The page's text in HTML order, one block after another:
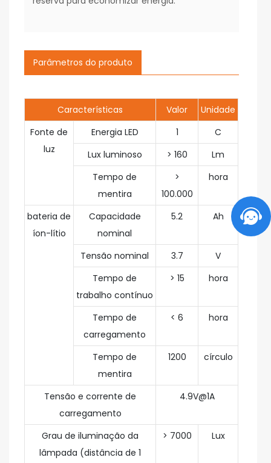
Parâmetros do produto
Características Valor
Unidade
Fonte de
luz
Energia LED 1
C
Lux luminoso
> 160
Lm
Tempo de
mentira
>
100.000
hora
bateria de
íon-lítio
Capacidade
nominal
5.2 Ah
Tensão nominal 3.7
V
Tempo de
trabalho contínuo
> 15 hora
Tempo de
carregamento
< 6 hora
Tempo de
mentira
1200 círculo
Tensão e corrente de
carregamento
4.9V@1A
Grau de iluminação da
lâmpada (distância de 1
> 7000 Lux